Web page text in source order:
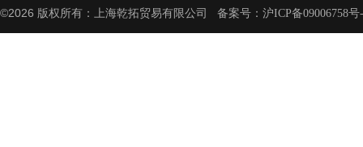
©2026 版权所有：上海乾拓贸易有限公司 备案号： 沪ICP备09006758号